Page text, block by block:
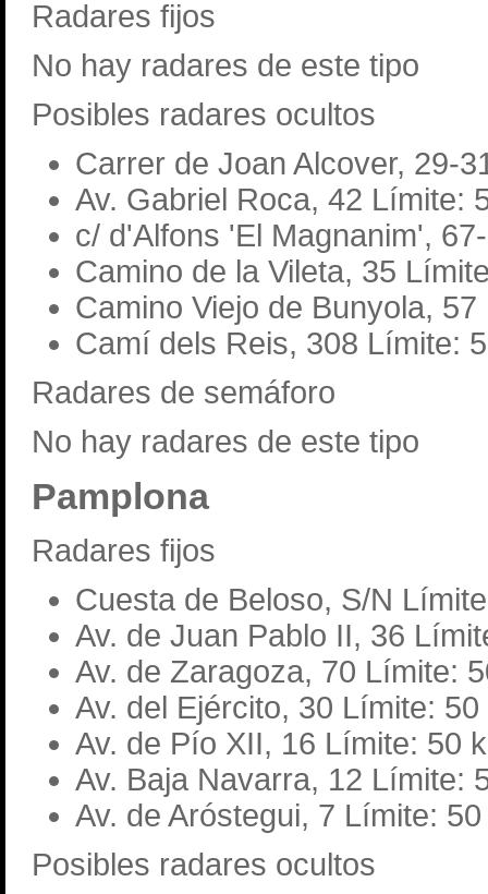
Radares fijos
No hay radares de este tipo
Posibles radares ocultos
Carrer de Joan Alcover, 29-
Av. Gabriel Roca, 42 Límite:
c/ d'Alfons 'El Magnanim',
Camino de la Vileta, 35
Camino Viejo de Bunyola,
Camí dels Reis, 308 Límite:
Radares de semáforo
No hay radares de este tipo
Pamplona
Radares fijos
Cuesta de Beloso, S/N
Av. de Juan Pablo II, 36
Av. de Zaragoza, 70 Límite:
Av. del Ejército, 30 Límite: 50
Av. de Pío XII, 16 Límite: 50
Av. Baja Navarra, 12 Límite:
Av. de Aróstegui, 7 Límite:
Posibles radares ocultos